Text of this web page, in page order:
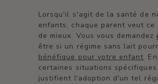
Lorsqu'il s'agit de la santé de
enfants, chaque parent veut ce
de mieux. Vous vous demandez
être si un régime sans lait
bénéfique pour votre enfant.
certaines situations spécifiques
justifient l'adoption d'un tel